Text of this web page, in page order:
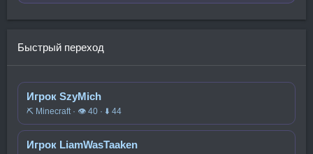
Быстрый переход
Игрок SzyMich
⛏️ Minecraft · 👁 40 · ⬇ 44
Игрок LiamWasTaaken